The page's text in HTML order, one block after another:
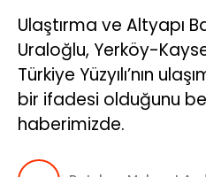
Ulaştırma ve Altyapı
Uraloğlu, Yerköy-
Türkiye Yüzyılı’nın
bir ifadesi olduğunu
haberimizde.